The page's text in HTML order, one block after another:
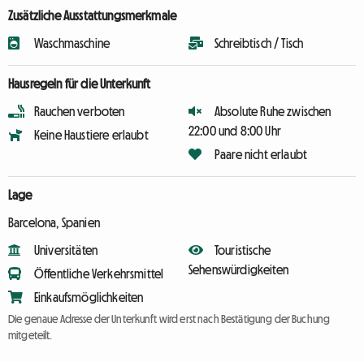
Zusätzliche Ausstattungsmerkmale
Waschmaschine Schreibtisch / Tisch
Hausregeln für die Unterkunft
Rauchen verboten
Keine Haustiere erlaubt
Absolute Ruhe zwischen
22:00 und 8:00 Uhr
Paare nicht erlaubt
Lage
Barcelona, Spanien
Universitäten
Öffentliche Verkehrsmittel
Einkaufsmöglichkeiten
Touristische
Sehenswürdigkeiten
Die genaue Adresse der Unterkunft wird erst nach Bestätigung der Buchung
mitgeteilt.